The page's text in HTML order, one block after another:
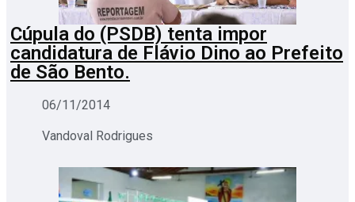
Cúpula do (PSDB) tenta impor
candidatura de Flávio Dino ao Prefeito
de São Bento.
06/11/2014
Vandoval Rodrigues